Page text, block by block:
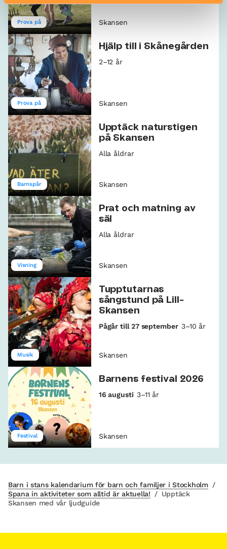
Prova på Skansen
Prova på
Hjälp till i Skånegården
2–12 år
Skansen
Barnspår
Upptäck naturstigen
på Skansen
Alla åldrar
Skansen
Visning
Prat och matning av
säl
Alla åldrar
Skansen
Musik
Tupptutarnas
sångstund på Lill-
Skansen
Pågår till 27 september 3–10 år
Skansen
Festival
Barnens festival 2026
16 augusti 3–11 år
Skansen
Barn i stans kalendarium för barn och familjer i Stockholm /
Spana in aktiviteter som alltid är aktuella!
/ Upptäck
Skansen med vår ljudguide